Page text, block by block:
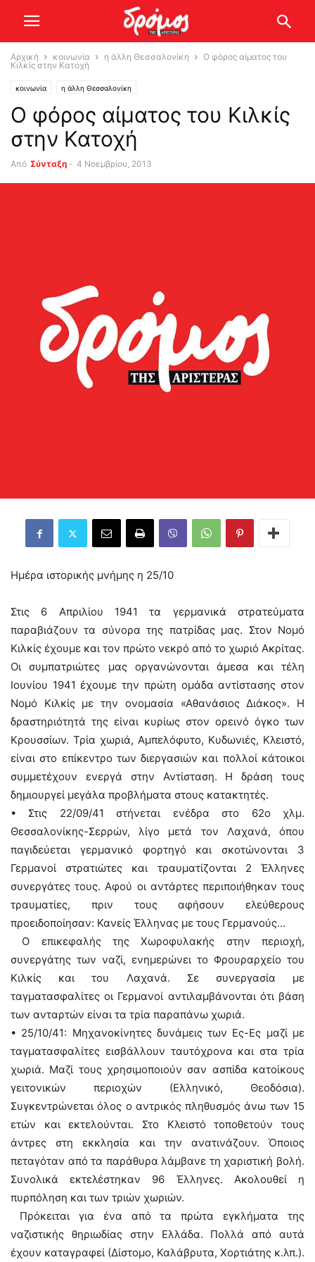
Αρχική κοινωνία η άλλη Θεσσαλονίκη
Ο φόρος αίματος του
Κιλκίς στην Κατοχή
κοινωνία η άλλη Θεσσαλονίκη
Ο φόρος αίματος του Κιλκίς
στην Κατοχή
Από Σύνταξη - 4 Νοεμβρίου, 2013
Ημέρα ιστορικής μνήμης η 25/10
Στις 6 Απριλίου 1941 τα γερμανικά στρατεύματα
παραβιάζουν τα σύνορα της πατρίδας μας. Στον Νομό
Κιλκίς έχουμε και τον πρώτο νεκρό από το χωριό Ακρίτας.
Οι συμπατριώτες μας οργανώνονται άμεσα και τέλη
Ιουνίου 1941 έχουμε την πρώτη ομάδα αντίστασης στον
Νομό Κιλκίς με την ονομασία «Αθανάσιος Διάκος». Η
δραστηριότητά της είναι κυρίως στον ορεινό όγκο των
Κρουσσίων. Τρία χωριά, Αμπελόφυτο, Κυδωνιές, Κλειστό,
είναι στο επίκεντρο των διεργασιών και πολλοί κάτοικοι
συμμετέχουν ενεργά στην Αντίσταση. Η δράση τους
δημιουργεί μεγάλα προβλήματα στους κατακτητές.
• Στις 22/09/41 στήνεται ενέδρα στο 62ο χλμ.
Θεσσαλονίκης-Σερρών, λίγο μετά τον Λαχανά, όπου
παγιδεύεται γερμανικό φορτηγό και σκοτώνονται 3
Γερμανοί στρατιώτες και τραυματίζονται 2 Έλληνες
συνεργάτες τους. Αφού οι αντάρτες περιποιήθηκαν τους
τραυματίες, πριν τους αφήσουν ελεύθερους
προειδοποίησαν: Κανείς Έλληνας με τους Γερμανούς…
Ο επικεφαλής της Χωροφυλακής στην περιοχή,
συνεργάτης των ναζί, ενημερώνει το Φρουραρχείο του
Κιλκίς και του Λαχανά. Σε συνεργασία με
ταγματασφαλίτες οι Γερμανοί αντιλαμβάνονται ότι βάση
των ανταρτών είναι τα τρία παραπάνω χωριά.
• 25/10/41: Μηχανοκίνητες δυνάμεις των Ες-Ες μαζί με
ταγματασφαλίτες εισβάλλουν ταυτόχρονα και στα τρία
χωριά. Μαζί τους χρησιμοποιούν σαν ασπίδα κατοίκους
γειτονικών περιοχών (Ελληνικό, Θεοδόσια).
Συγκεντρώνεται όλος ο αντρικός πληθυσμός άνω των 15
ετών και εκτελούνται. Στο Κλειστό τοποθετούν τους
άντρες στη εκκλησία και την ανατινάζουν. Όποιος
πεταγόταν από τα παράθυρα λάμβανε τη χαριστική βολή.
Συνολικά εκτελέστηκαν 96 Έλληνες. Ακολουθεί η
πυρπόληση και των τριών χωριών.
Πρόκειται για ένα από τα πρώτα εγκλήματα της
ναζιστικής θηριωδίας στην Ελλάδα. Πολλά από αυτά
έχουν καταγραφεί (Δίστομο, Καλάβρυτα, Χορτιάτης κ.λπ.).